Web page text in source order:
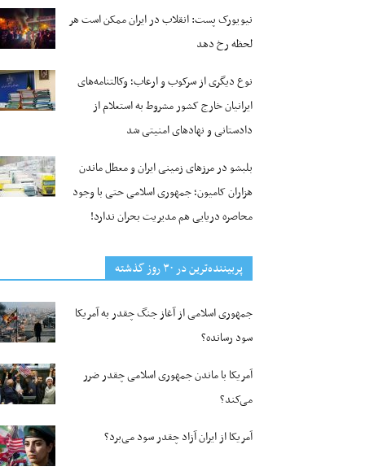
نیویورک پست: انقلاب در ایران ممکن است هر
لحظه رخ دهد
نوع دیگری از سرکوب و ارعاب؛ وکالتنامه‌های
ایرانیان خارج کشور مشروط به استعلام از
دادستانی و نهادهای امنیتی شد
بلبشو در مرزهای زمینی ایران و معطل ماندن
هزاران کامیون؛ جمهوری اسلامی حتی با وجود
محاصره دریایی هم مدیریت بحران ندارد!
پربیننده‌ترین‌ در ۳۰ روز گذشته
جمهوری اسلامی از آغاز جنگ چقدر به آمریکا
سود رسانده؟
آمریکا با ماندن جمهوری اسلامی چقدر ضرر
می‌کند؟
آمریکا از ایران آزاد چقدر سود می‌برد؟